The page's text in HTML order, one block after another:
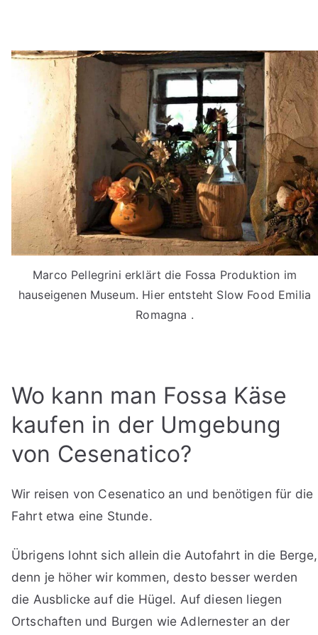
Marco Pellegrini erklärt die Fossa Produktion im
hauseigenen Museum. Hier entsteht Slow Food Emilia
Romagna .
Wo kann man Fossa Käse
kaufen in der Umgebung
von Cesenatico?
Wir reisen von Cesenatico an und benötigen für die
Fahrt etwa eine Stunde.
Übrigens lohnt sich allein die Autofahrt in die Berge,
denn je höher wir kommen, desto besser werden
die Ausblicke auf die Hügel. Auf diesen liegen
Ortschaften und Burgen wie Adlernester an der